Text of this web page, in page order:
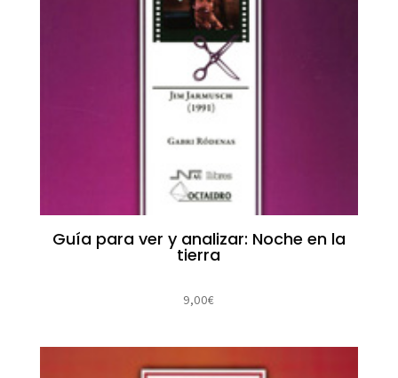
Guía para ver y analizar: Noche en la
tierra
9,00€